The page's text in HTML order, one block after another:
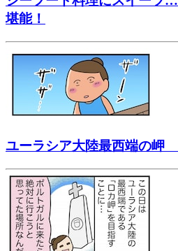
堪能！
ユーラシア大陸最西端の岬